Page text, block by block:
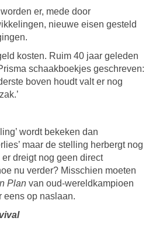
er, mede door
nieuwe eisen gesteld
kosten. Ruim 40 jaar geleden
schaakboekjes geschreven:
boven houdt valt er nog
wordt bekeken dan
maar de stelling herbergt nog
dreigt nog geen direct
nu verder? Misschien moeten
Plan van oud-wereldkampioen
eens op naslaan.